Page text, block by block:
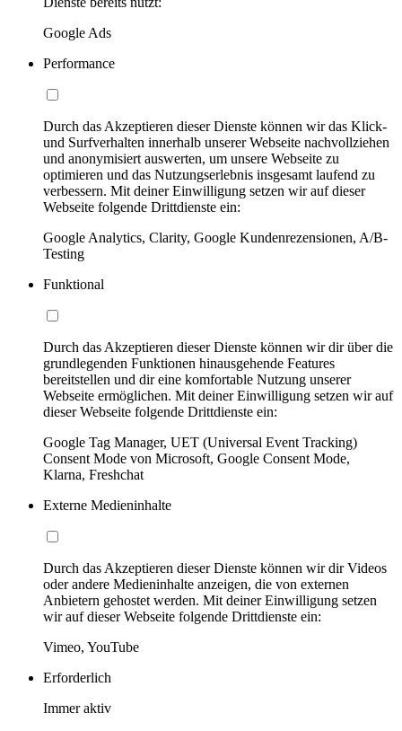
Google Ads
Performance
Durch das Akzeptieren dieser Dienste können wir das Klick-
und Surfverhalten innerhalb unserer Webseite nachvollziehen
und anonymisiert auswerten, um unsere Webseite zu
optimieren und das Nutzungserlebnis insgesamt laufend zu
verbessern. Mit deiner Einwilligung setzen wir auf dieser
Webseite folgende Drittdienste ein:
Google Analytics, Clarity, Google Kundenrezensionen, A/B-
Testing
Funktional
Durch das Akzeptieren dieser Dienste können wir dir über die
grundlegenden Funktionen hinausgehende Features
bereitstellen und dir eine komfortable Nutzung unserer
Webseite ermöglichen. Mit deiner Einwilligung setzen wir auf
dieser Webseite folgende Drittdienste ein:
Google Tag Manager, UET (Universal Event Tracking)
Consent Mode von Microsoft, Google Consent Mode,
Klarna, Freshchat
Externe Medieninhalte
Durch das Akzeptieren dieser Dienste können wir dir Videos
oder andere Medieninhalte anzeigen, die von externen
Anbietern gehostet werden. Mit deiner Einwilligung setzen
wir auf dieser Webseite folgende Drittdienste ein:
Vimeo, YouTube
Erforderlich
Immer aktiv